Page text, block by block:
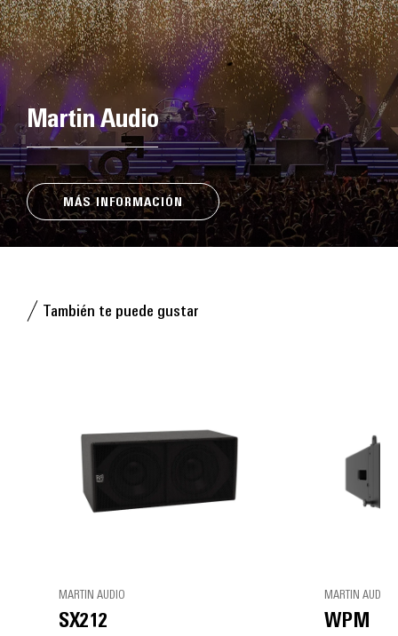
Martin Audio
MÁS INFORMACIÓN
También te puede gustar
MARTIN AUDIO
SX212
MARTIN AUDIO
WPM